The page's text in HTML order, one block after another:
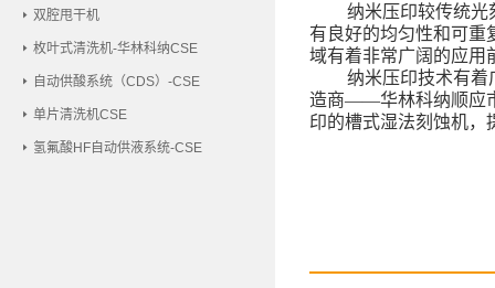
双腔甩干机
枚叶式清洗机-华林科纳CSE
自动供酸系统（CDS）-CSE
单片清洗机CSE
氢氟酸HF自动供液系统-CSE
纳米压印较传统光
有良好的均匀性和可重
域有着非常广阔的应用
纳米压印技术有着
造商——华林科纳顺应
印的槽式湿法刻蚀机，